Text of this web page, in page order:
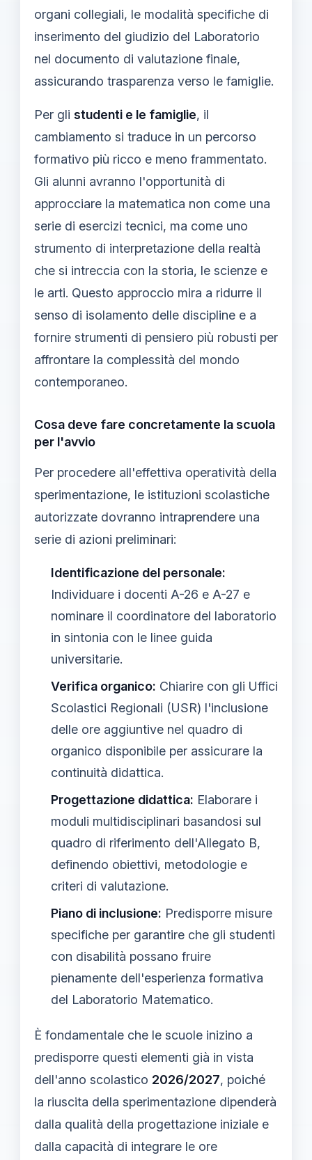
organi collegiali, le modalità specifiche di
inserimento del giudizio del Laboratorio
nel documento di valutazione finale,
assicurando trasparenza verso le famiglie.
Per gli studenti e le famiglie, il
cambiamento si traduce in un percorso
formativo più ricco e meno frammentato.
Gli alunni avranno l'opportunità di
approcciare la matematica non come una
serie di esercizi tecnici, ma come uno
strumento di interpretazione della realtà
che si intreccia con la storia, le scienze e
le arti. Questo approccio mira a ridurre il
senso di isolamento delle discipline e a
fornire strumenti di pensiero più robusti per
affrontare la complessità del mondo
contemporaneo.
Cosa deve fare concretamente la scuola
per l'avvio
Per procedere all'effettiva operatività della
sperimentazione, le istituzioni scolastiche
autorizzate dovranno intraprendere una
serie di azioni preliminari:
Identificazione del personale:
Individuare i docenti A-26 e A-27 e
nominare il coordinatore del laboratorio
in sintonia con le linee guida
universitarie.
Verifica organico: Chiarire con gli Uffici
Scolastici Regionali (USR) l'inclusione
delle ore aggiuntive nel quadro di
organico disponibile per assicurare la
continuità didattica.
Progettazione didattica: Elaborare i
moduli multidisciplinari basandosi sul
quadro di riferimento dell'Allegato B,
definendo obiettivi, metodologie e
criteri di valutazione.
Piano di inclusione: Predisporre misure
specifiche per garantire che gli studenti
con disabilità possano fruire
pienamente dell'esperienza formativa
del Laboratorio Matematico.
È fondamentale che le scuole inizino a
predisporre questi elementi già in vista
dell'anno scolastico 2026/2027, poiché
la riuscita della sperimentazione dipenderà
dalla qualità della progettazione iniziale e
dalla capacità di integrare le ore